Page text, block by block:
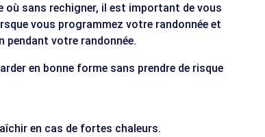
où sans rechigner, il est important de vous
vous programmez votre randonnée et
pendant votre randonnée.
en bonne forme sans prendre de risque
en cas de fortes chaleurs.